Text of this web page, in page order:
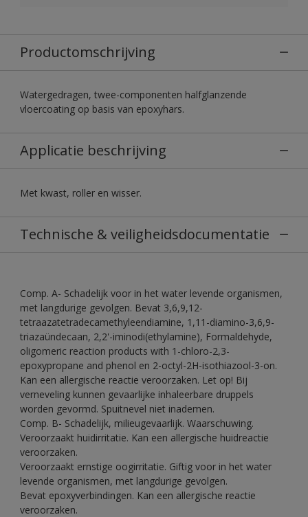
Productomschrijving
Watergedragen, twee-componenten halfglanzende
vloercoating op basis van epoxyhars.
Applicatie beschrijving
Met kwast, roller en wisser.
Technische & veiligheidsdocumentatie
Comp. A- Schadelijk voor in het water levende organismen,
met langdurige gevolgen. Bevat 3,6,9,12-
tetraazatetradecamethyleendiamine, 1,11-diamino-3,6,9-
triazaündecaan, 2,2'-iminodi(ethylamine), Formaldehyde,
oligomeric reaction products with 1-chloro-2,3-
epoxypropane and phenol en 2-octyl-2H-isothiazool-3-on.
Kan een allergische reactie veroorzaken. Let op! Bij
verneveling kunnen gevaarlijke inhaleerbare druppels
worden gevormd. Spuitnevel niet inademen.
Comp. B- Schadelijk, milieugevaarlijk. Waarschuwing.
Veroorzaakt huidirritatie. Kan een allergische huidreactie
veroorzaken.
Veroorzaakt ernstige oogirritatie. Giftig voor in het water
levende organismen, met langdurige gevolgen.
Bevat epoxyverbindingen. Kan een allergische reactie
veroorzaken.